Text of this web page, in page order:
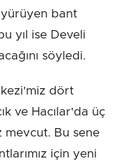
yürüyen bant
yıl ise Develi
söyledi.
dört
ve Hacılar'da üç
mevcut. Bu sene
için yeni